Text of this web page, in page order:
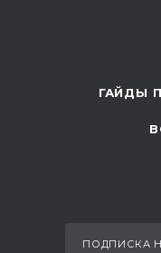
ГАЙДЫ
ПОДПИСКА